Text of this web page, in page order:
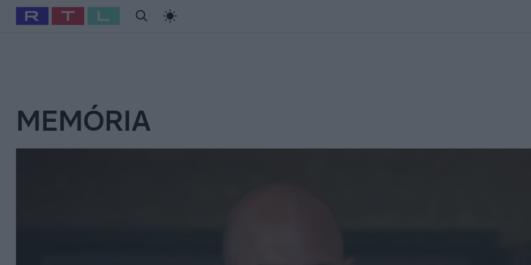
Babits Marcella Szellő István Most Wanted
MEMÓRIA